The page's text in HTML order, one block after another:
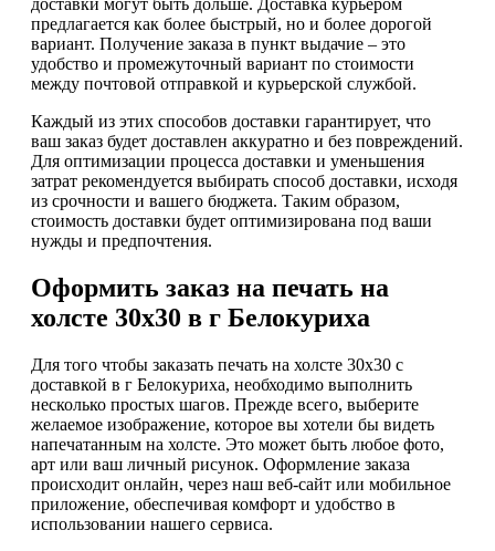
доставки могут быть дольше. Доставка курьером
предлагается как более быстрый, но и более дорогой
вариант. Получение заказа в пункт выдачие – это
удобство и промежуточный вариант по стоимости
между почтовой отправкой и курьерской службой.
Каждый из этих способов доставки гарантирует, что
ваш заказ будет доставлен аккуратно и без повреждений.
Для оптимизации процесса доставки и уменьшения
затрат рекомендуется выбирать способ доставки, исходя
из срочности и вашего бюджета. Таким образом,
стоимость доставки будет оптимизирована под ваши
нужды и предпочтения.
Оформить заказ на печать на
холсте 30х30 в г Белокуриха
Для того чтобы заказать печать на холсте 30х30 с
доставкой в г Белокуриха, необходимо выполнить
несколько простых шагов. Прежде всего, выберите
желаемое изображение, которое вы хотели бы видеть
напечатанным на холсте. Это может быть любое фото,
арт или ваш личный рисунок. Оформление заказа
происходит онлайн, через наш веб-сайт или мобильное
приложение, обеспечивая комфорт и удобство в
использовании нашего сервиса.